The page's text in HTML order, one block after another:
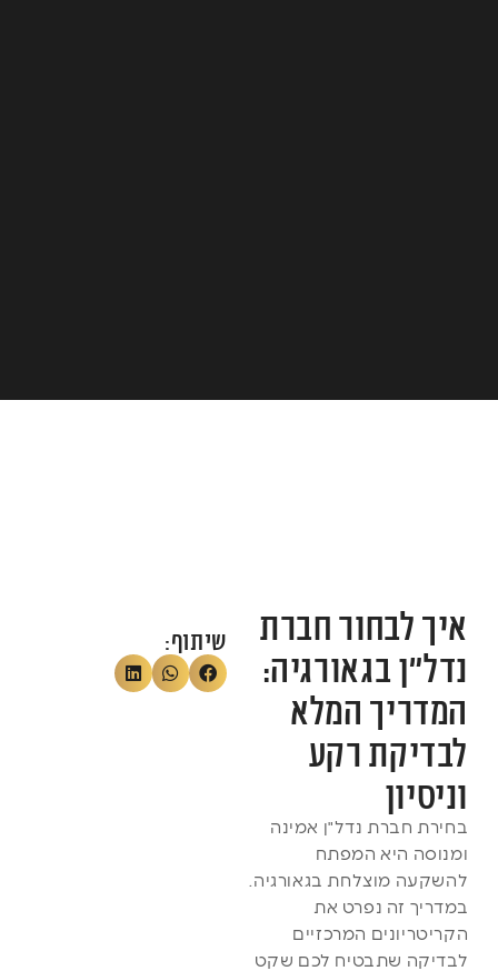
שיתוף:
איך לבחור חברת
נדל"ן בגאורגיה:
המדריך המלא
לבדיקת רקע
וניסיון
בחירת חברת נדל"ן אמינה
ומנוסה היא המפתח
להשקעה מוצלחת בגאורגיה.
במדריך זה נפרט את
הקריטריונים המרכזיים
לבדיקה שתבטיח לכם שקט